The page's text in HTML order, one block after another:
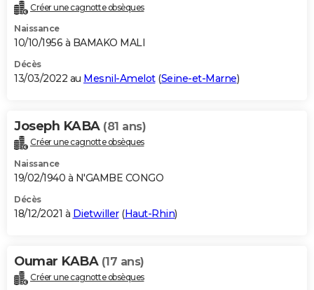
Créer une cagnotte obsèques
Naissance
10/10/1956 à BAMAKO MALI
Décès
13/03/2022 au Mesnil-Amelot(Seine-et-Marne)
Joseph KABA (81 ans)
Créer une cagnotte obsèques
Naissance
19/02/1940 à N'GAMBE CONGO
Décès
18/12/2021 à Dietwiller(Haut-Rhin)
Oumar KABA (17 ans)
Créer une cagnotte obsèques